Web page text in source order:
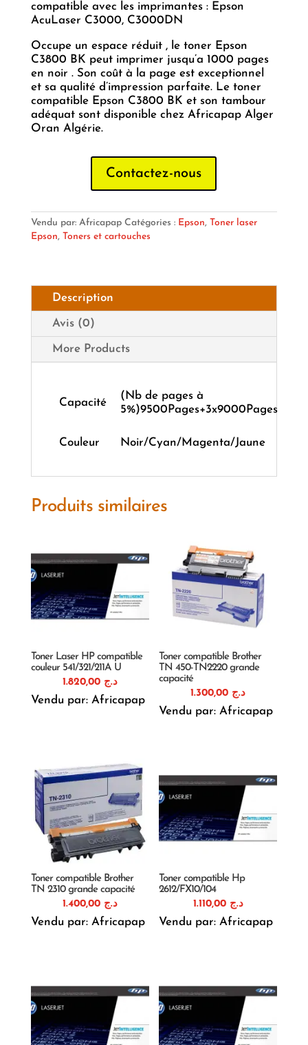
compatible avec les imprimantes : Epson
AcuLaser C3000, C3000DN
Occupe un espace réduit , le toner Epson
C3800 BK peut imprimer jusqu’a 1000 pages
en noir . Son coût à la page est exceptionnel
et sa qualité d’impression parfaite. Le toner
compatible Epson C3800 BK et son tambour
adéquat sont disponible chez Africapap Alger
Oran Algérie.
Contactez-nous
Vendu par: Africapap Catégories : Epson, Toner laser
Epson, Toners et cartouches
Description
Avis (0)
More Products
Capacité
(Nb de pages à
5%)9500Pages+3x9000Pages
Couleur Noir/Cyan/Magenta/Jaune
Produits similaires
Toner Laser HP compatible
couleur 541/321/211A U
د.ج 1.820,00
Vendu par: Africapap
Toner compatible Brother
TN 450-TN2220 grande
capacité
د.ج
Vendu par: Africapap
Toner compatible Brother
TN 2310 grande capacité
د.ج 1.400,00
Vendu par: Africapap
Toner compatible Hp
2612/FX10/104
د.ج 1.110,00
Vendu par: Africapap